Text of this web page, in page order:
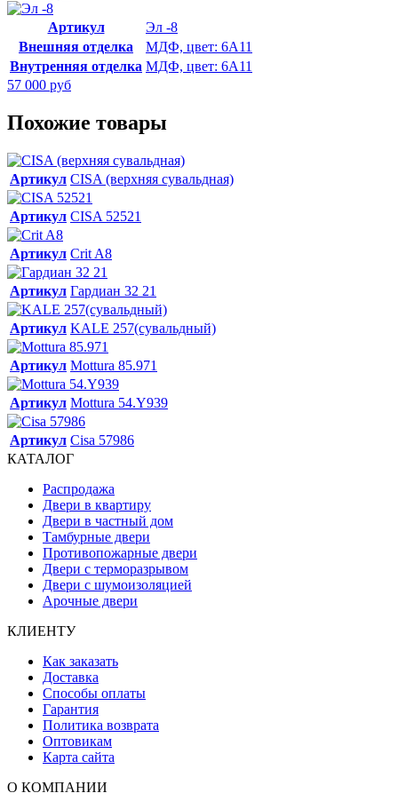
Артикул
Эл -8
Внешняя отделка
МДФ, цвет: 6А11
Внутренняя отделка МДФ, цвет: 6А11
57 000 руб
Похожие товары
Артикул CISA (верхняя сувальдная)
Артикул CISA 52521
Артикул Crit A8
Артикул Гардиан 32 21
Артикул KALE 257(сувальдный)
Артикул Mottura 85.971
Артикул Mottura 54.Y939
Артикул Cisa 57986
КАТАЛОГ
Распродажа
Двери в квартиру
Двери в частный дом
Тамбурные двери
Противопожарные двери
Двери с терморазрывом
Двери с шумоизоляцией
Арочные двери
КЛИЕНТУ
Как заказать
Доставка
Способы оплаты
Гарантия
Политика возврата
Оптовикам
Карта сайта
О КОМПАНИИ